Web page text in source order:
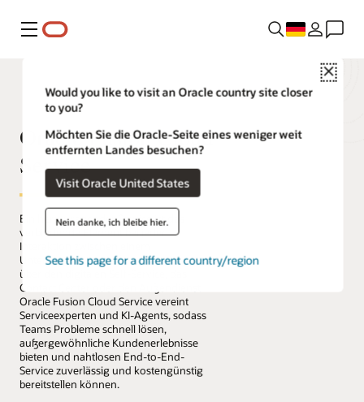
Menü
Close
Would you like to visit an Oracle country site closer
to you?
Möchten Sie die Oracle-Seite eines weniger weit
entfernten Landes besuchen?
Visit Oracle United States
Nein danke, ich bleibe hier.
See this page for a different country/region
Oracle Fusion Cloud
Service
Ein herausragender Service ist das
verbindende Element bei jeder
Interaktion zwischen einem
Unternehmen und seinen Kunden, sei es
über den digitalen Self-Service, das
Contact Center oder den Außendienst.
Oracle Fusion Cloud Service vereint
Serviceexperten und KI-Agents, sodass
Teams Probleme schnell lösen,
außergewöhnliche Kundenerlebnisse
bieten und nahtlosen End-to-End-
Service zuverlässig und kostengünstig
bereitstellen können.